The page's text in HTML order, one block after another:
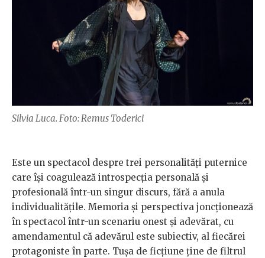
Silvia Luca. Foto: Remus Toderici
Este un spectacol despre trei personalități puternice
care își coagulează introspecția personală și
profesională într-un singur discurs, fără a anula
individualitățile. Memoria și perspectiva joncționează
în spectacol într-un scenariu onest și adevărat, cu
amendamentul că adevărul este subiectiv, al fiecărei
protagoniste în parte. Tușa de ficțiune ține de filtrul